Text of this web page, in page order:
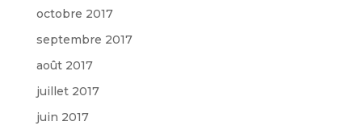
octobre 2017
septembre 2017
août 2017
juillet 2017
juin 2017